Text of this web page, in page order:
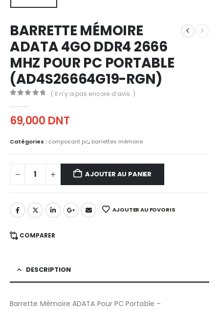
BARRETTE MÉMOIRE
ADATA 4GO DDR4 2666
MHZ POUR PC PORTABLE
(AD4S26664G19-RGN)
( Il n’y a pas encore d’avis. )
69,000 DNT
Catégories : composant pc, barrettes mémoire
AJOUTER AU PANIER
AJOUTER AU FOVORIS
COMPARER
DESCRIPTION
Barrette Mémoire ADATA Pour PC Portable –